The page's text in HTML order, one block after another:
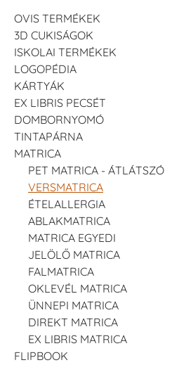
OVIS TERMÉKEK
3D CUKISÁGOK
ISKOLAI TERMÉKEK
LOGOPÉDIA
KÁRTYÁK
EX LIBRIS PECSÉT
DOMBORNYOMÓ
TINTAPÁRNA
MATRICA
PET MATRICA - ÁTLÁTSZÓ
VERSMATRICA
ÉTELALLERGIA
ABLAKMATRICA
MATRICA EGYEDI
JELÖLŐ MATRICA
FALMATRICA
OKLEVÉL MATRICA
ÜNNEPI MATRICA
DIREKT MATRICA
EX LIBRIS MATRICA
FLIPBOOK